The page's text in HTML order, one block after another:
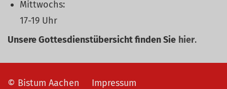
Mittwochs:
17-19 Uhr
Unsere Gottesdienstübersicht finden Sie hier.
© Bistum Aachen
Impressum